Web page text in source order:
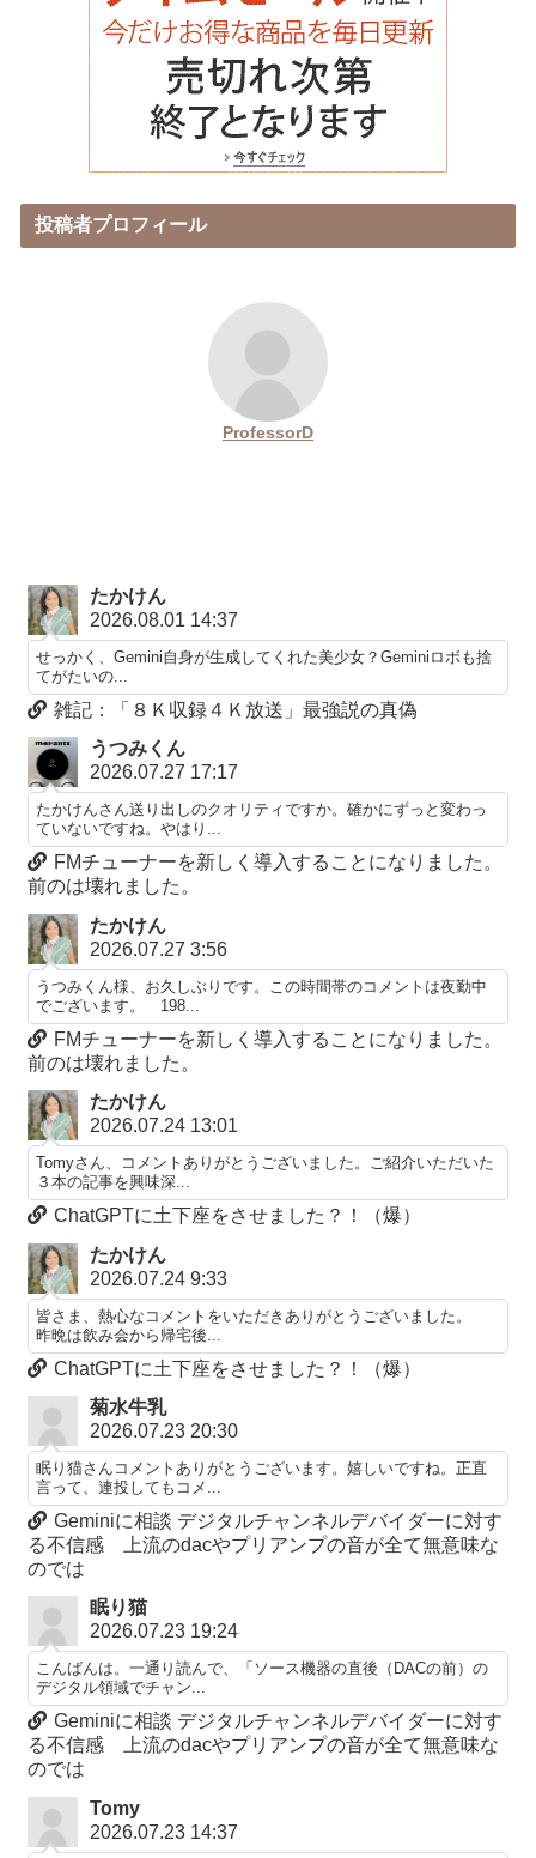
投稿者プロフィール
ProfessorD
たかけん
2026.08.01 14:37
せっかく、Gemini自身が生成してくれた美少女？Geminiロボも捨
てがたいの...
雑記：「８Ｋ収録４Ｋ放送」最強説の真偽
うつみくん
2026.07.27 17:17
たかけんさん送り出しのクオリティですか。確かにずっと変わっ
ていないですね。やはり...
FMチューナーを新しく導入することになりました。
前のは壊れました。
たかけん
2026.07.27 3:56
うつみくん様、お久しぶりです。この時間帯のコメントは夜勤中
でございます。 198...
FMチューナーを新しく導入することになりました。
前のは壊れました。
たかけん
2026.07.24 13:01
Tomyさん、コメントありがとうございました。ご紹介いただいた
３本の記事を興味深...
ChatGPTに土下座をさせました？！（爆）
たかけん
2026.07.24 9:33
皆さま、熱心なコメントをいただきありがとうございました。
昨晩は飲み会から帰宅後...
ChatGPTに土下座をさせました？！（爆）
菊水牛乳
2026.07.23 20:30
眠り猫さんコメントありがとうございます。嬉しいですね。正直
言って、連投してもコメ...
Geminiに相談 デジタルチャンネルデバイダーに対す
る不信感 上流のdacやプリアンプの音が全て無意味な
のでは
眠り猫
2026.07.23 19:24
こんばんは。一通り読んで、「ソース機器の直後（DACの前）の
デジタル領域でチャン...
Geminiに相談 デジタルチャンネルデバイダーに対す
る不信感 上流のdacやプリアンプの音が全て無意味な
のでは
Tomy
2026.07.23 14:37